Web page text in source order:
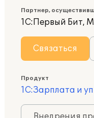
Партнер,
1С:Первый Бит,
Связаться
Продукт
1С:Зарплата и